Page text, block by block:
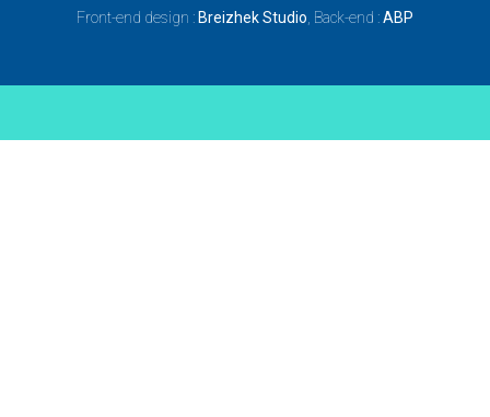
Front-end design : Breizhek Studio , Back-end :ABP